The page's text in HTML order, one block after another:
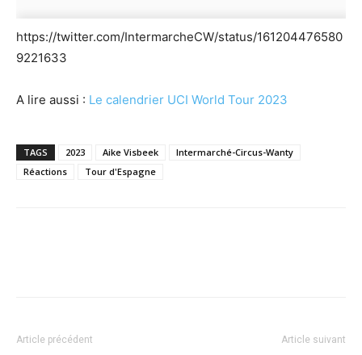
https://twitter.com/IntermarcheCW/status/161204476580
9221633
A lire aussi : Le calendrier UCI World Tour 2023
TAGS 2023 Aike Visbeek
Intermarché-Circus-Wanty
Réactions
Tour d'Espagne
Article précédent Article suivant